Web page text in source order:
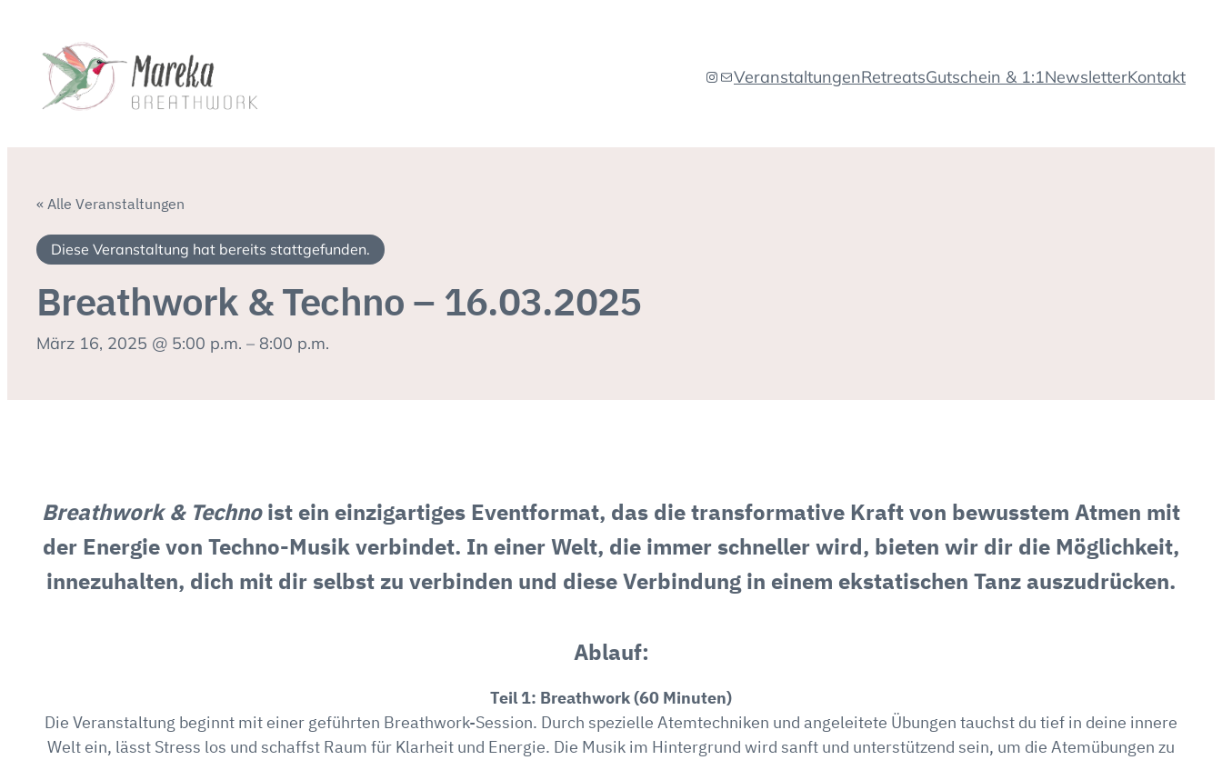
Instagram
E-MailVeranstaltungenRetreatsGutschein & 1:1NewsletterKontakt
« Alle Veranstaltungen
Diese Veranstaltung hat bereits stattgefunden.
Breathwork & Techno – 16.03.2025
März 16, 2025 @ 5:00 p.m. – 8:00 p.m.
Breathwork & Technoist ein einzigartiges Eventformat, das die transformative Kraft von bewusstem Atmen mit
der Energie von Techno-Musik verbindet. In einer Welt, die immer schneller wird, bieten wir dir die Möglichkeit,
innezuhalten, dich mit dir selbst zu verbinden und diese Verbindung in einem ekstatischen Tanz auszudrücken.
Ablauf:
Teil 1: Breathwork (60 Minuten)
Die Veranstaltung beginnt mit einer geführten Breathwork-Session. Durch spezielle Atemtechniken und angeleitete Übungen tauchst du tief in deine innere
Welt ein, lässt Stress los und schaffst Raum für Klarheit und Energie. Die Musik im Hintergrund wird sanft und unterstützend sein, um die Atemübungen zu